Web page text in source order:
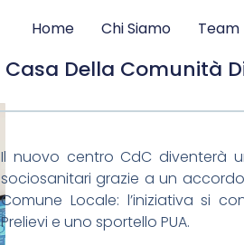
Home Chi Siamo Team
Casa Della Comunità
Il nuovo centro CdC diventerà
sociosanitari grazie a un
Comune Locale: l’iniziativa si
Prelievi e uno sportello PUA.